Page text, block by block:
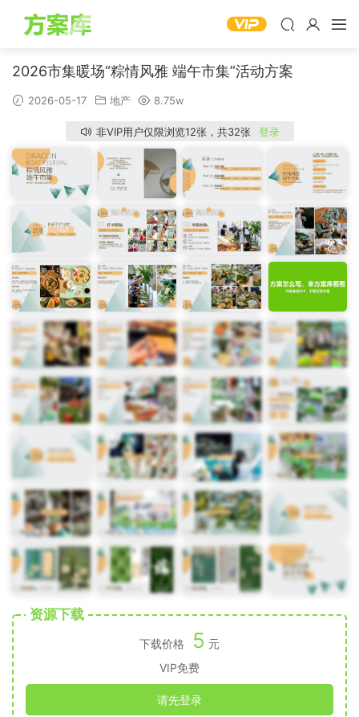
2026市集暖场“粽情风雅 端午市集”活动方案
2026-05-17 地产 8.75w
非VIP用户仅限浏览12张，共32张 登录
资源下载
下载价格 5 元
VIP免费
请先登录